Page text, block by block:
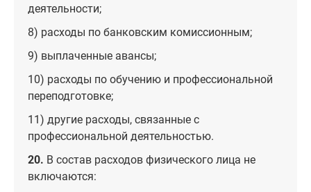
деятельности;
8) расходы по банковским комиссионным;
9) выплаченные авансы;
10) расходы по обучению и профессиональной
переподготовке;
11) другие расходы, связанные с
профессиональной деятельностью.
20. В состав расходов физического лица не
включаются: